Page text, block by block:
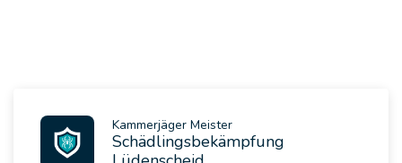
Kammerjäger Meister
Schädlingsbekämpfung